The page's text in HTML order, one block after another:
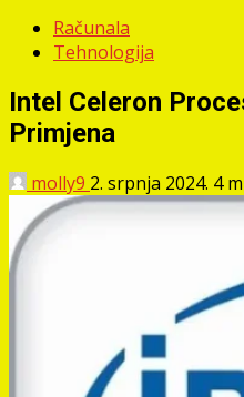
Računala
Tehnologija
Intel Celeron
Primjena
molly9 2. srpnja 2024. 4